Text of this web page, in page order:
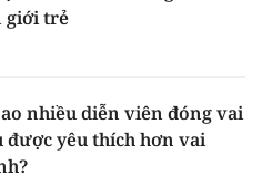
giới trẻ
nhiều diễn viên đóng vai
được yêu thích hơn vai